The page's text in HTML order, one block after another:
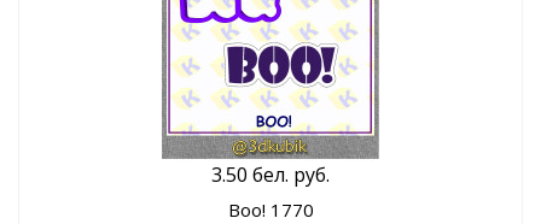
3.50 бел. руб.
Boo! 1770